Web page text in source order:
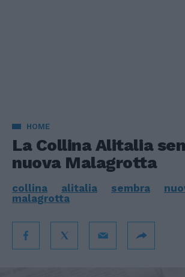
HOME
La Collina Alitalia
nuova Malagrotta
collina alitalia sembra
malagrotta